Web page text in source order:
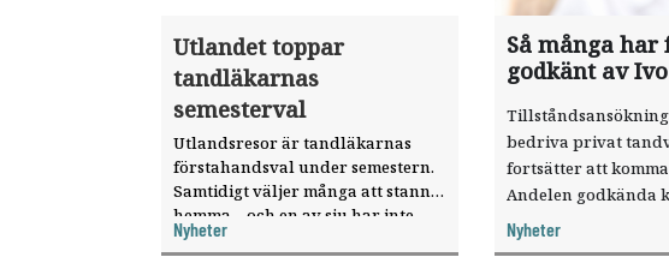
Utlandet toppar
tandläkarnas
semesterval
Utlandsresor är tandläkarnas
förstahandsval under semestern.
Samtidigt väljer många att stanna
hemma – och en av sju har inte
haft någon sommarledighet alls,
enligt "månadens fråga".
Nyheter
Så många har
godkänt av Ivo
bedriva privat
fortsätter att
Andelen godkända
ökat, visar nya siffror.
Nyheter